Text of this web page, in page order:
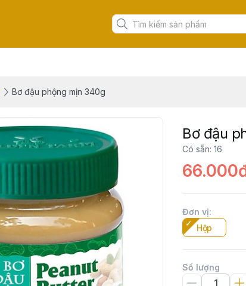
Bơ đậu phộng mịn 340g
Bơ đậu
Có sẵn: 16
Đơn vị:
Hộp
Số lượng